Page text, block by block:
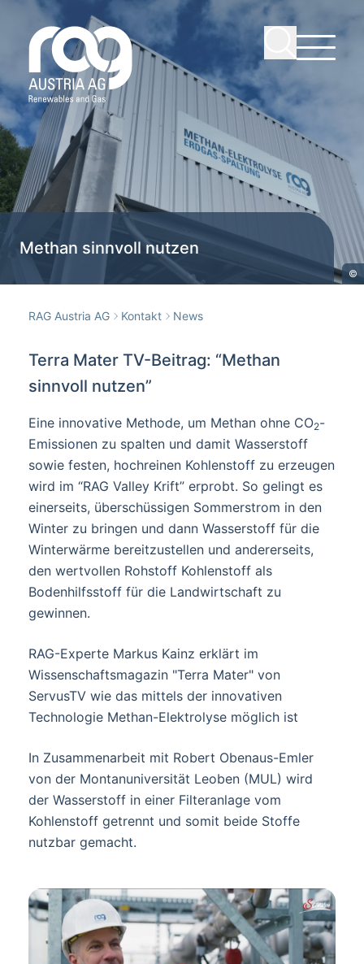
©
Methan sinnvoll nutzen
RAG Austria AG Kontakt News
Terra Mater TV-Beitrag: “Methan
sinnvoll nutzen”
Eine innovative Methode, um Methan ohne CO2-
Emissionen zu spalten und damit Wasserstoff
sowie festen, hochreinen Kohlenstoff zu erzeugen
wird im “RAG Valley Krift” erprobt. So gelingt es
einerseits, überschüssigen Sommerstrom in den
Winter zu bringen und dann Wasserstoff für die
Winterwärme bereitzustellen und andererseits,
den wertvollen Rohstoff Kohlenstoff als
Bodenhilfsstoff für die Landwirtschaft zu
gewinnen.
RAG-Experte Markus Kainz erklärt im
Wissenschaftsmagazin "Terra Mater" von
ServusTV wie das mittels der innovativen
Technologie Methan-Elektrolyse möglich ist
In Zusammenarbeit mit Robert Obenaus-Emler
von der Montanuniversität Leoben (MUL) wird
der Wasserstoff in einer Filteranlage vom
Kohlenstoff getrennt und somit beide Stoffe
nutzbar gemacht.